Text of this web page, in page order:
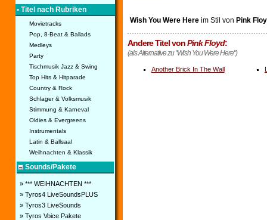
• Titel nach Rubriken
Movietracks
Pop, 8-Beat & Ballads
Medleys
Party
Tischmusik Jazz & Swing
Top Hits & Hitparade
Country & Rock
Schlager & Volksmusik
Stimmung & Karneval
Oldies & Evergreens
Instrumentals
Latin & Ballsaal
Weihnachten & Klassik
Sounds/Pakete
» *** WEIHNACHTEN ***
» Tyros4 LiveSoundsPLUS
» Tyros3 LiveSounds
» Tyros Voice Pakete
Wish You Were Hereim Stil von Pink
Andere Titel vonPink Floyd:
(als Alternative zu "Wish You Were Here")
Another Brick In The Wall